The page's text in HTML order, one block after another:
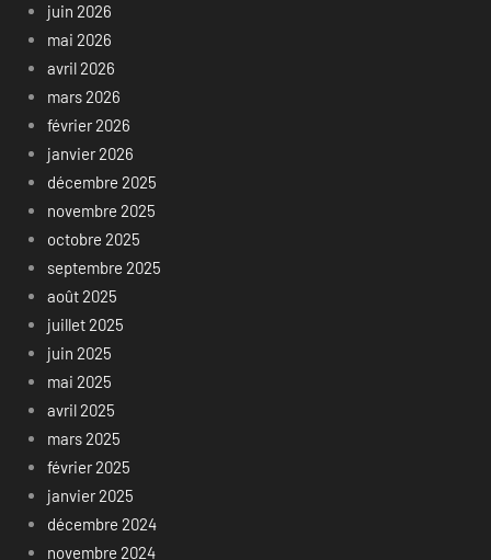
juin 2026
mai 2026
avril 2026
mars 2026
février 2026
janvier 2026
décembre 2025
novembre 2025
octobre 2025
septembre 2025
août 2025
juillet 2025
juin 2025
mai 2025
avril 2025
mars 2025
février 2025
janvier 2025
décembre 2024
novembre 2024